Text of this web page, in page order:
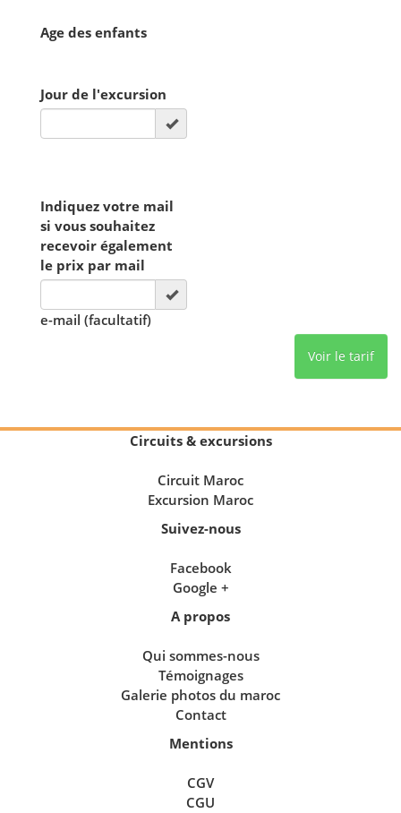
Age des enfants
Jour de l'excursion
Indiquez votre mail
si vous souhaitez
recevoir également
le prix par mail
e-mail (facultatif)
Circuits & excursions
Circuit Maroc
Excursion Maroc
Suivez-nous
Facebook
Google +
A propos
Qui sommes-nous
Témoignages
Galerie photos du maroc
Contact
Mentions
CGV
CGU